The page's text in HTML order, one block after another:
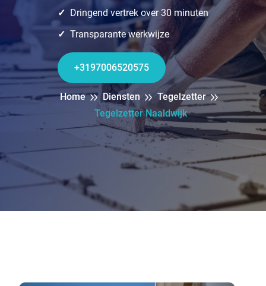
Dringend vertrek over 30 minuten
Transparante werkwijze
+3197006520575
Home Diensten
Tegelzetter
Tegelzetter Naaldwijk